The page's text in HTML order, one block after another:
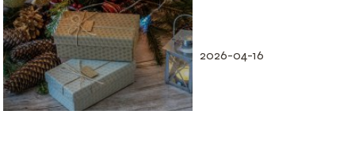
2026-04-16